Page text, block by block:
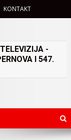
KONTAKT
-
I 547.